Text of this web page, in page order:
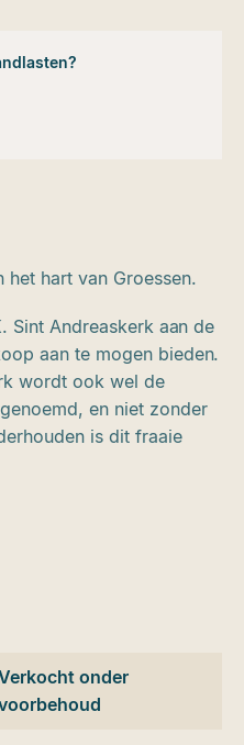
het hart van Groessen.
Sint Andreaskerk aan de
aan te mogen bieden.
wordt ook wel de
en niet zonder
is dit fraaie
grote schoonheid en
eigenaar de kans om
zal over het algemeen
onder